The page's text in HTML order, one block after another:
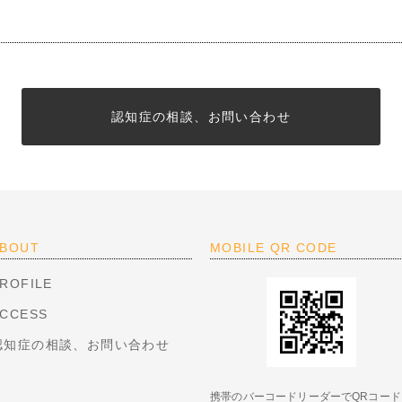
認知症の相談、お問い合わせ
知症の相談、お問い合わせ
MOBILE QR CODE
携帯のバーコードリーダーでQRコー